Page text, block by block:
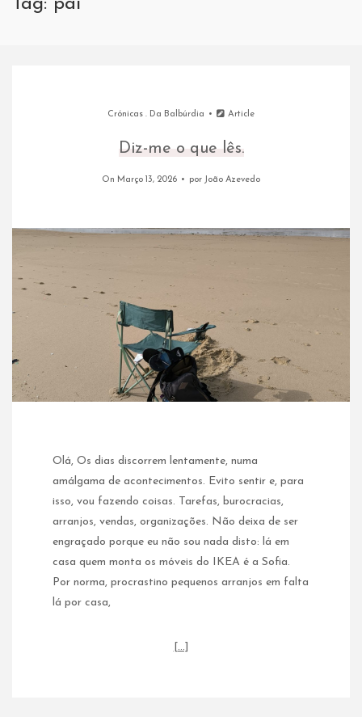
Tag: pai
Crónicas. Da Balbúrdia Article
Diz-me o que lês.
On Março 13, 2026 por João Azevedo
Olá, Os dias discorrem lentamente, numa
amálgama de acontecimentos. Evito sentir e, para
isso, vou fazendo coisas. Tarefas, burocracias,
arranjos, vendas, organizações. Não deixa de ser
engraçado porque eu não sou nada disto: lá em
casa quem monta os móveis do IKEA é a Sofia.
Por norma, procrastino pequenos arranjos em falta
lá por casa,
[…]